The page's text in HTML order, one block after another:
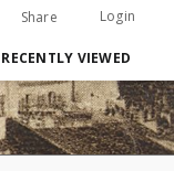
Share Login
RECENTLY VIEWED